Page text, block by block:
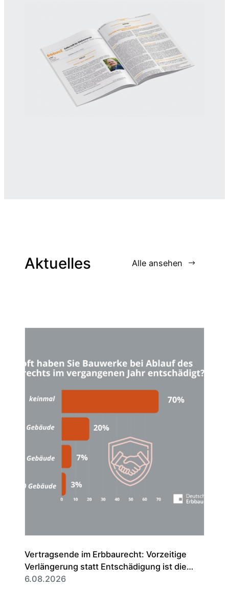
Aktuelles Alle ansehen
Vertragsende im Erbbaurecht: Vorzeitige
Verlängerung statt Entschädigung ist die
Regel
6.08.2026